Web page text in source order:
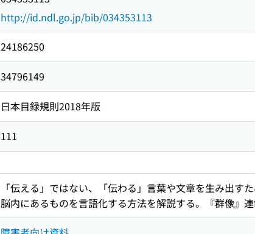
http://id.ndl.go.jp/bib/034353113
24186250
34796149
日本目録規則2018年版
111
「伝える」ではない、「伝わる」言葉や文章を生み出
脳内にあるものを言語化する方法を解説する。『群像』